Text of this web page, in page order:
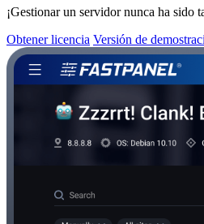
¡Gestionar un servidor nunca ha sido
Obtener licencia Versión de